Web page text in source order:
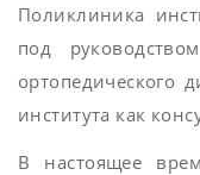
Поликлиника
под
ортопедического
института как
В настоящее